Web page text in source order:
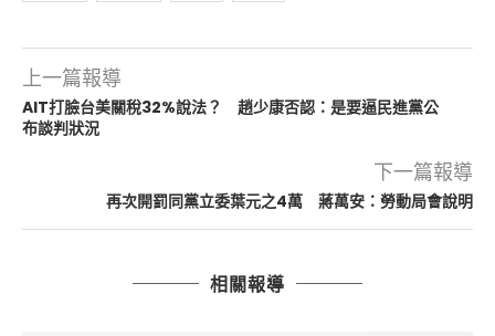
上一篇報導
AIT打臉台美關稅32%說法？ 趙少康否認：是要逼民進黨公
布談判狀況
下一篇報導
再次開罰同黨立委葉元之4萬 蔣萬安：勞動局會說明
相關報導